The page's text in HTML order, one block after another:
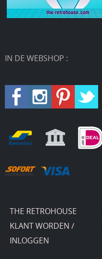
IN DE WEBSHOP :
THE RETROHOUSE
KLANT WORDEN /
INLOGGEN